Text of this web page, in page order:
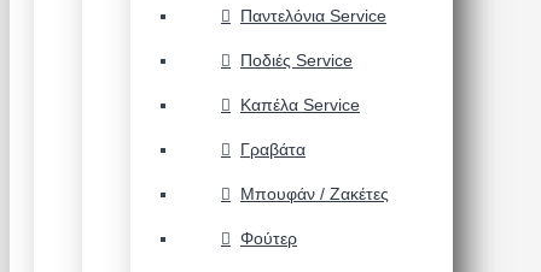
Παντελόνια Service
Ποδιές Service
Καπέλα Service
Γραβάτα
Μπουφάν / Ζακέτες
Φούτερ